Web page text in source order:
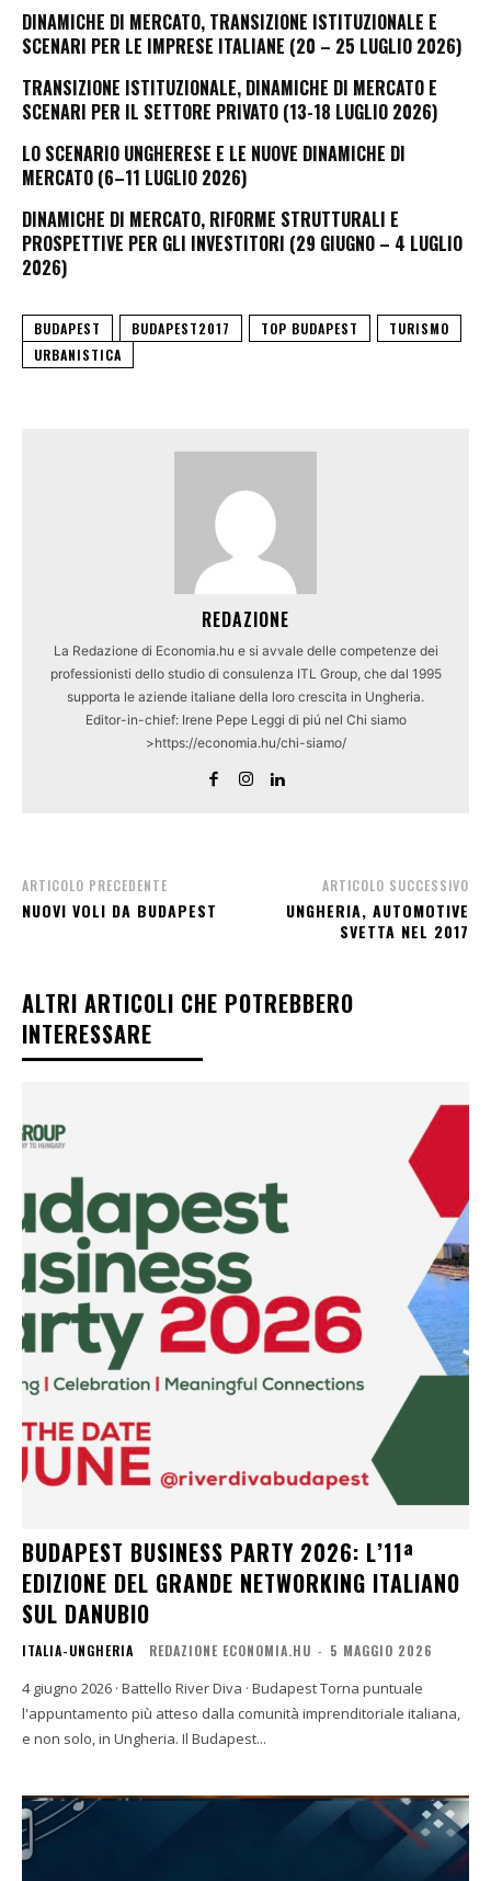
DINAMICHE DI MERCATO, TRANSIZIONE ISTITUZIONALE E
SCENARI PER LE IMPRESE ITALIANE (20 – 25 LUGLIO 2026)
TRANSIZIONE ISTITUZIONALE, DINAMICHE DI MERCATO E
SCENARI PER IL SETTORE PRIVATO (13-18 LUGLIO 2026)
LO SCENARIO UNGHERESE E LE NUOVE DINAMICHE DI
MERCATO (6–11 LUGLIO 2026)
DINAMICHE DI MERCATO, RIFORME STRUTTURALI E
PROSPETTIVE PER GLI INVESTITORI (29 GIUGNO – 4 LUGLIO
2026)
BUDAPEST BUDAPEST2017 TOP BUDAPEST
TURISMO
URBANISTICA
REDAZIONE
La Redazione di Economia.hu e si avvale delle competenze dei
professionisti dello studio di consulenza ITL Group, che dal 1995
supporta le aziende italiane della loro crescita in Ungheria.
Editor-in-chief: Irene Pepe Leggi di piú nel Chi siamo
>https://economia.hu/chi-siamo/
ARTICOLO PRECEDENTE
NUOVI VOLI DA BUDAPEST
ARTICOLO SUCCESSIVO
UNGHERIA, AUTOMOTIVE
SVETTA NEL 2017
ALTRI ARTICOLI CHE POTREBBERO
INTERESSARE
BUDAPEST BUSINESS PARTY 2026: L’11ª
EDIZIONE DEL GRANDE NETWORKING ITALIANO
SUL DANUBIO
ITALIA-UNGHERIA REDAZIONE ECONOMIA.HU - 5 MAGGIO 2026
4 giugno 2026 · Battello River Diva · Budapest Torna puntuale
l'appuntamento più atteso dalla comunità imprenditoriale italiana,
e non solo, in Ungheria. Il Budapest...